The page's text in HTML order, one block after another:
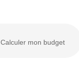
Calculer mon budget